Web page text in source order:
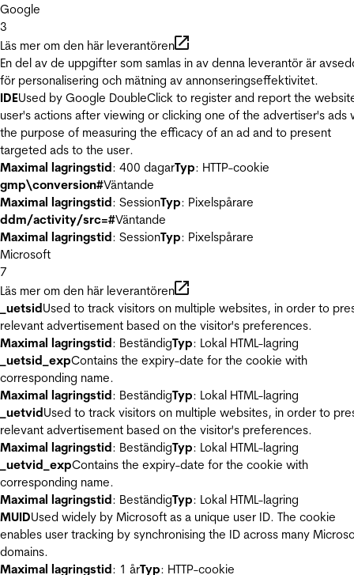
Google
3
Läs mer om den här leverantören
En del av de uppgifter som samlas in av denna leverantör är
för personalisering och mätning av annonseringseffektivitet.
IDEUsed by Google DoubleClick to register and report the
user's actions after viewing or clicking one of the advertiser's ads
the purpose of measuring the efficacy of an ad and to present
targeted ads to the user.
Maximal lagringstid: 400 dagarTyp: HTTP-cookie
gmp\conversion#Väntande
Maximal lagringstid: SessionTyp: Pixelspårare
ddm/activity/src=#Väntande
Maximal lagringstid: SessionTyp: Pixelspårare
Microsoft
7
Läs mer om den här leverantören
_uetsidUsed to track visitors on multiple websites, in order to
relevant advertisement based on the visitor's preferences.
Maximal lagringstid: BeständigTyp: Lokal HTML-lagring
_uetsid_expContains the expiry-date for the cookie with
corresponding name.
Maximal lagringstid: BeständigTyp: Lokal HTML-lagring
_uetvidUsed to track visitors on multiple websites, in order to
relevant advertisement based on the visitor's preferences.
Maximal lagringstid: BeständigTyp: Lokal HTML-lagring
_uetvid_expContains the expiry-date for the cookie with
corresponding name.
Maximal lagringstid: BeständigTyp: Lokal HTML-lagring
MUIDUsed widely by Microsoft as a unique user ID. The cookie
enables user tracking by synchronising the ID across many
domains.
Maximal lagringstid: 1 årTyp: HTTP-cookie